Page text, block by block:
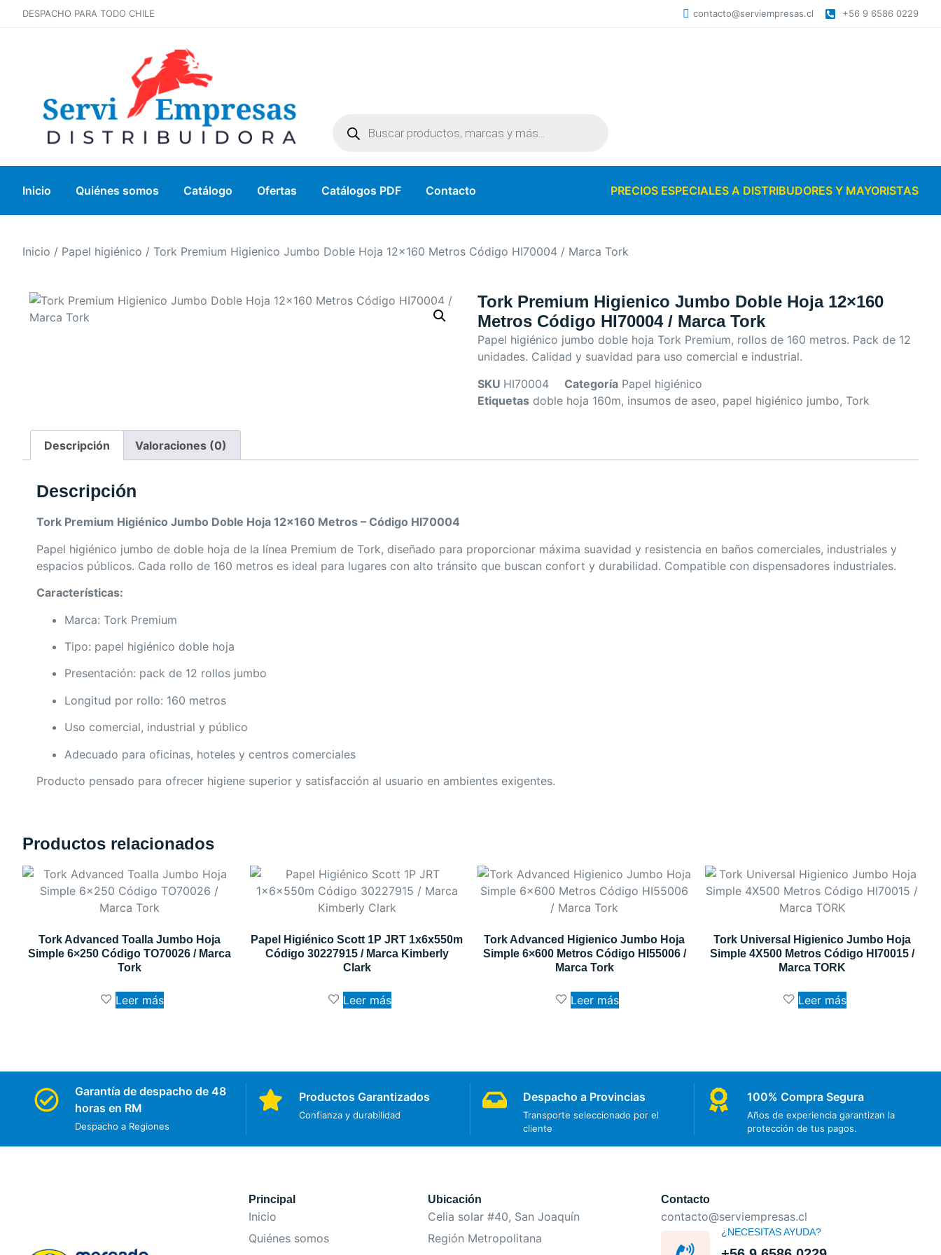
DESPACHO PARA TODO CHILE contacto@serviempresas.cl +56 9 6586 0229
Inicio Quiénes somos Catálogo Ofertas Catálogos PDF Contacto PRECIOS ESPECIALES A DISTRIBUDORES Y MAYORISTAS
Inicio / Papel higiénico / Tork Premium Higienico Jumbo Doble Hoja 12×160 Metros Código HI70004 / Marca Tork
Tork Premium Higienico Jumbo Doble Hoja 12×160
Metros Código HI70004 / Marca Tork
Papel higiénico jumbo doble hoja Tork Premium, rollos de 160 metros. Pack de 12
unidades. Calidad y suavidad para uso comercial e industrial.
SKU HI70004 Categoría Papel higiénico
Etiquetas doble hoja 160m, insumos de aseo, papel higiénico jumbo, Tork
Descripción Valoraciones (0)
Descripción
Tork Premium Higiénico Jumbo Doble Hoja 12×160 Metros – Código HI70004
Papel higiénico jumbo de doble hoja de la línea Premium de Tork, diseñado para proporcionar máxima suavidad y resistencia en baños comerciales, industriales y
espacios públicos. Cada rollo de 160 metros es ideal para lugares con alto tránsito que buscan confort y durabilidad. Compatible con dispensadores industriales.
Características:
Marca: Tork Premium
Tipo: papel higiénico doble hoja
Presentación: pack de 12 rollos jumbo
Longitud por rollo: 160 metros
Uso comercial, industrial y público
Adecuado para oficinas, hoteles y centros comerciales
Producto pensado para ofrecer higiene superior y satisfacción al usuario en ambientes exigentes.
Productos relacionados
Tork Advanced Toalla Jumbo Hoja
Simple 6×250 Código TO70026 / Marca
Tork
Leer más
Papel Higiénico Scott 1P JRT 1x6x550m
Código 30227915 / Marca Kimberly
Clark
Leer más
Tork Advanced Higienico Jumbo Hoja
Simple 6×600 Metros Código HI55006 /
Marca Tork
Leer más
Tork Universal Higienico Jumbo Hoja
Simple 4X500 Metros Código HI70015 /
Marca TORK
Leer más
Garantía de despacho de 48
horas en RM
Despacho a Regiones
Productos Garantizados
Confianza y durabilidad
Despacho a Provincias
Transporte seleccionado por el
cliente
100% Compra Segura
Años de experiencia garantizan la
protección de tus pagos.
Principal
Inicio
Quiénes somos
Ubicación
Celia solar #40, San Joaquín
Región Metropolitana
Contacto
contacto@serviempresas.cl
¿NECESITAS AYUDA?